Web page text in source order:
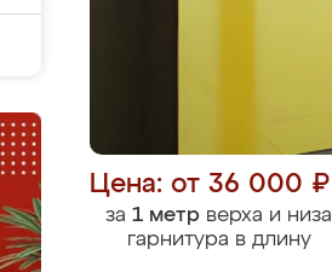
Цена: от 36 000 ₽
за 1 метр верха и низа
гарнитура в длину